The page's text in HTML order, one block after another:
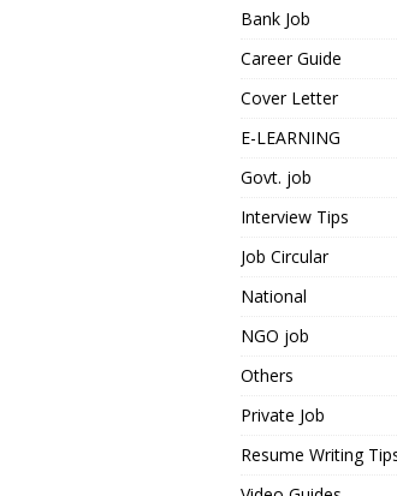
Bank Job
Career Guide
Cover Letter
E-LEARNING
Govt. job
Interview Tips
Job Circular
National
NGO job
Others
Private Job
Resume Writing